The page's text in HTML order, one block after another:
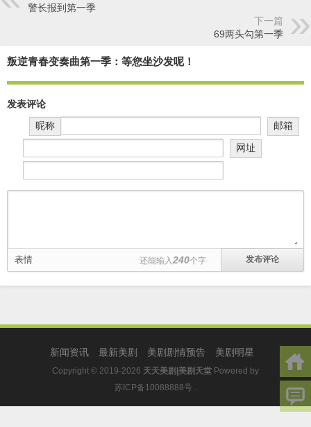
警长报到第一季
下一篇
69两头勾第一季
叛逆青春变奏曲第一季：等您坐沙发呢！
发表评论
昵称
邮箱
网址
表情 还能输入 240个字
新闻资讯 最新美剧 美剧剧情预告 美剧明星
Copyright © 2019-2026 天天美剧|美剧天堂 Powered by
苏ICP备10088888号 .